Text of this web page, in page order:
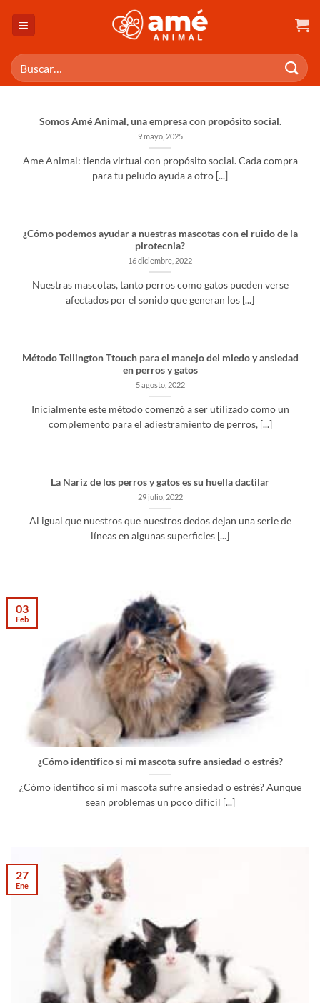
Buscar
por:
Somos Amé Animal, una empresa con propósito social.
9 mayo, 2025
Ame Animal: tienda virtual con propósito social. Cada compra
para tu peludo ayuda a otro [...]
¿Cómo podemos ayudar a nuestras mascotas con el ruido de la
pirotecnia?
16 diciembre, 2022
Nuestras mascotas, tanto perros como gatos pueden verse
afectados por el sonido que generan los [...]
Método Tellington Ttouch para el manejo del miedo y ansiedad
en perros y gatos
5 agosto, 2022
Inicialmente este método comenzó a ser utilizado como un
complemento para el adiestramiento de perros, [...]
La Nariz de los perros y gatos es su huella dactilar
29 julio, 2022
Al igual que nuestros que nuestros dedos dejan una serie de
líneas en algunas superficies [...]
¿Cómo identifico si mi mascota sufre ansiedad o estrés?
¿Cómo identifico si mi mascota sufre ansiedad o estrés? Aunque
sean problemas un poco difícil [...]
03
Feb
27
Ene